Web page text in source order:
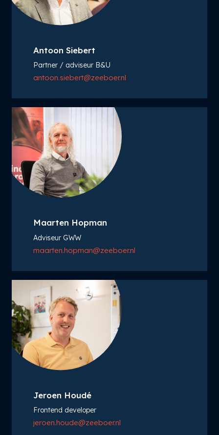
Antoon Siebert
Partner / adviseur B&U
antoon.siebert@zeeboer.nl
Maarten Hopman
Adviseur GWW
maarten.hopman@zeeboer.nl
Jeroen Houdé
Frontend developer
jeroen.houde@zeeboer.nl